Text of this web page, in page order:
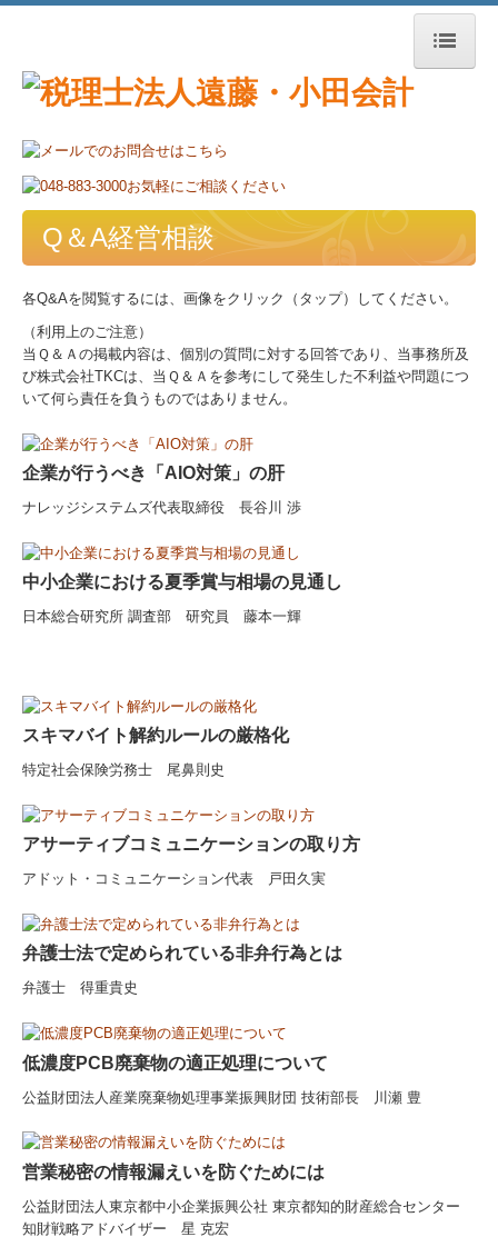
経営理念
業務案内
リンク集
お問合せ
FX4クラウド
関与先向け融資商品ご紹介
経営者オススメ情報
税務カレンダー
社長メニューASP版
TKCシステムQ&A
経営改善計画の策定支援
デジタル化・AI導入補助金
円滑な事業承継を支援
Q＆A経営相談
各Q&Aを閲覧するには、画像をクリック（タップ）してください。
（利用上のご注意）
当Ｑ＆Ａの掲載内容は、個別の質問に対する回答であり、当事務所及
び株式会社TKCは、当Ｑ＆Ａを参考にして発生した不利益や問題につ
いて何ら責任を負うものではありません。
企業が行うべき「AIO対策」の肝
ナレッジシステムズ代表取締役 長谷川 渉
中小企業における夏季賞与相場の見通し
日本総合研究所 調査部 研究員 藤本一輝
スキマバイト解約ルールの厳格化
特定社会保険労務士 尾鼻則史
アサーティブコミュニケーションの取り方
アドット・コミュニケーション代表 戸田久実
弁護士法で定められている非弁行為とは
弁護士 得重貴史
低濃度PCB廃棄物の適正処理について
公益財団法人産業廃棄物処理事業振興財団 技術部長 川瀬 豊
営業秘密の情報漏えいを防ぐためには
公益財団法人東京都中小企業振興公社 東京都知的財産総合センター
知財戦略アドバイザー 星 克宏